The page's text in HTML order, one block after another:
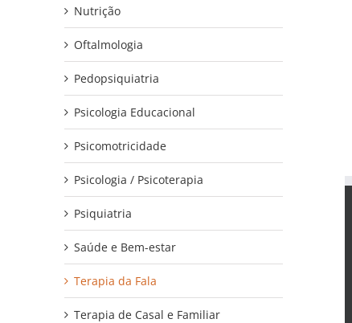
Nutrição
Oftalmologia
Pedopsiquiatria
Psicologia Educacional
Psicomotricidade
Psicologia / Psicoterapia
Psiquiatria
Saúde e Bem-estar
Terapia da Fala
Terapia de Casal e Familiar
CONTACTOS
Av. Heliodoro Salgado 57
2710-575 Sintra
Phone: 210 938 430
Email:educares@ educares.com.pt